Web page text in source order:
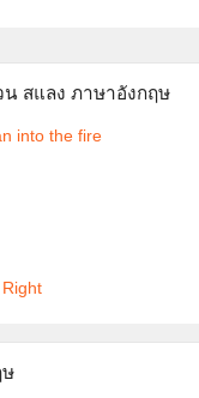
สแลง ภาษาอังกฤษ
into the fire